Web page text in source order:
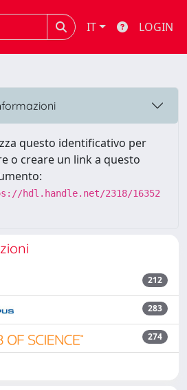
IT LOGIN
questo identificativo per
o creare un link a questo
hdl.handle.net/2318/16352
212
283
274